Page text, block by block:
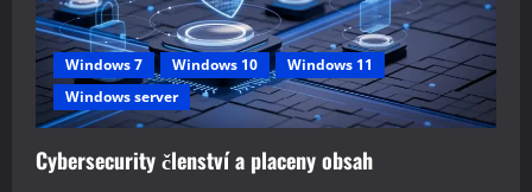
Windows 7 Windows 10
Windows 11
Windows server
Cybersecurity členství a placeny obsah